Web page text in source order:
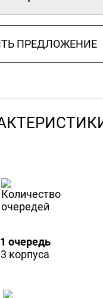
ПРЕДЛОЖЕНИЕ
1 очередь
3 корпуса